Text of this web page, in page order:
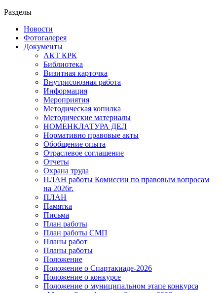
Разделы
Новости
Фотогалерея
Документы
АКТ КРК
Библиотека
Визитная карточка
Внутрисоюзная работа
Информация
Мероприятия
Методическая копилка
Методические материалы
НОМЕНКЛАТУРА ДЕЛ
Нормативно правовые акты
Обобщение опыта
Отраслевое соглашение
Отчеты
Охрана труда
ПЛАН работы Комиссии по правовым вопросам
на 2026г.
ПЛАН
Памятка
Письма
План работы
План работы СМП
Планы работ
Планы работы
Положение
Положение о Спартакиаде-2026
Положение о конкурсе
Положение о муниципальном этапе конкурса